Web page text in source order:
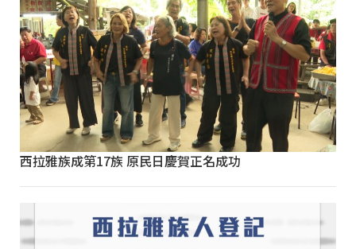
西拉雅族成第17族 原民日慶賀正名成功